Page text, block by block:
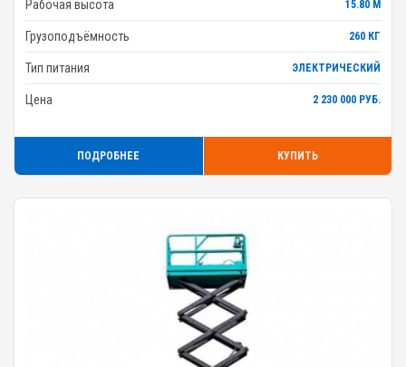
Рабочая высота 15.80 М
Грузоподъёмность 260 КГ
Тип питания ЭЛЕКТРИЧЕСКИЙ
Цена 2 230 000 РУБ.
ПОДРОБНЕЕ КУПИТЬ